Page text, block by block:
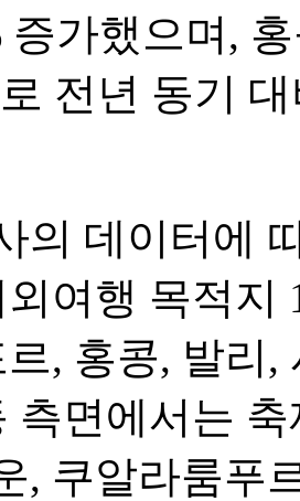
증가했으며,
전년 동기
의 데이터에
여행 목적지
, 홍콩, 발리
측면에서는
, 쿠알라룸푸